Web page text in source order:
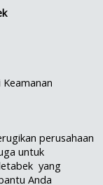
perusahaan
untuk
yang
Anda